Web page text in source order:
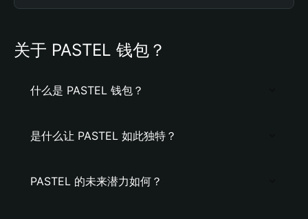
关于 PASTEL 钱包？
什么是 PASTEL 钱包？
是什么让 PASTEL 如此独特？
PASTEL 的未来潜力如何？